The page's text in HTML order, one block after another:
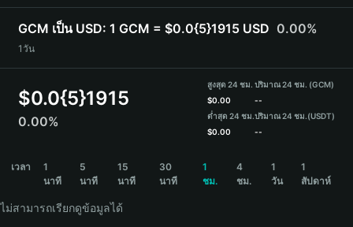
Português (Portugal)
Bahasa Indonesia
ภาษาไทย
हिन्दी
Español
Português (Brasil)
GCM เป็น USD: 1 GCM = $0.0{5}1915 USD 0.00%
1วัน
$0.0{5}1915
0.00%
สูงสุด 24 ชม.
$0.00
ต่ำสุด 24 ชม.
$0.00
ปริมาณ 24 ชม. (GCM)
--
ปริมาณ 24 ชม.(USDT)
--
เวลา
1
นาที
5
นาที
15
นาที
30
นาที
1
ชม.
4
ชม.
1
วัน
1
สัปดาห์
ไม่สามารถเรียกดูข้อมูลได้